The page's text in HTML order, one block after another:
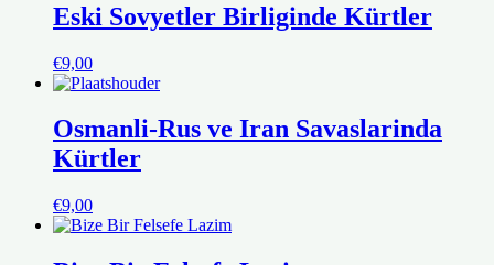
Eski Sovyetler Birliginde Kürtler
€9,00
Osmanli-Rus ve Iran Savaslarinda
Kürtler
€9,00